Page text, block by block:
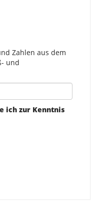
Zahlen aus dem
und
ich zur Kenntnis